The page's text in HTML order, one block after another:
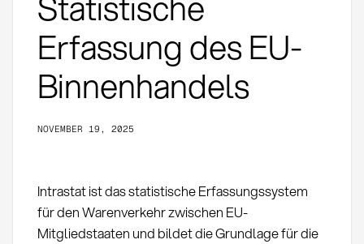
Erfassung des EU-
Binnenhandels
NOVEMBER 19, 2025
Intrastat ist das statistische Erfassungssystem
für den Warenverkehr zwischen EU-
Mitgliedstaaten und bildet die Grundlage für die